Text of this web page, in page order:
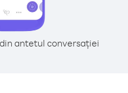
antetul conversației